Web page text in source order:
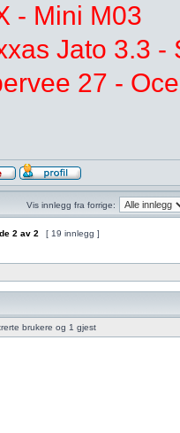
- Mini M03
Jato 3.3 -
27 -
Vis innlegg fra forrige:
2 av 2 [ 19 innlegg ]
brukere og 1 gjest